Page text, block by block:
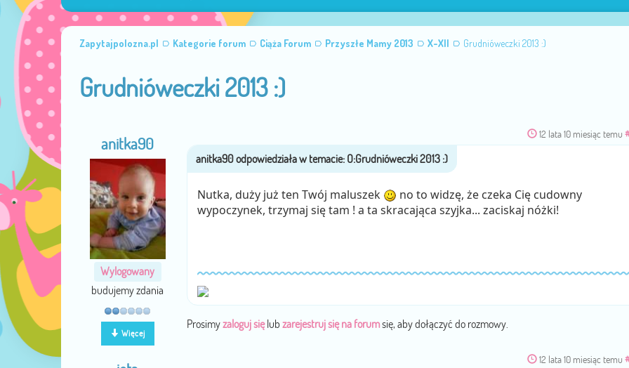
Zapytajpolozna.pl Kategorie forum Ciąża Forum Przyszłe Mamy 2013 X-XII Grudnióweczki 2013 :)
Grudnióweczki 2013 :)
anitka90
Wylogowany
budujemy zdania
Więcej
12 lata 10 miesiąc temu
Nutka, duży już ten Twój maluszek
no to widzę, że czeka Cię cudowny
wypoczynek, trzymaj się tam ! a ta skracająca szyjka... zaciskaj nóżki!
Prosimyzaloguj sięlub zarejestruj się na forumsię, aby dołączyć do rozmowy.
12 lata 10 miesiąc temu